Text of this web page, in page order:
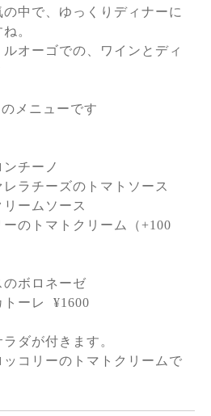
中で、ゆっくりディナーに
。
オーゴでの、ワインとディ
メニューです
ンチーノ
レラチーズのトマトソース
リームソース
ーのトマトクリーム（+100
のボロネーゼ
トーレ
¥1600
ダが付きます。
コリーのトマトクリームで